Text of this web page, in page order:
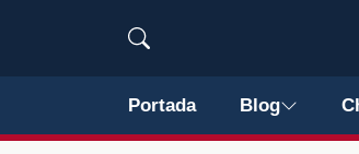
Portada Blog